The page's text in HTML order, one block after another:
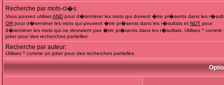
Recherche par mots-cl�s:
Vous pouvez utiliserAND pour d�terminer les mots qui doivent �tre pr�sents dans les
OR pour d�terminer les mots qui peuvent �tre pr�sents dans les r�sultats et NOT pour
d�terminer les mots qui ne devraient pas �tre pr�sents dans les r�sultats. Utilisez * comme
joker pour des recherches partielles
Recherche par auteur:
Utilisez * comme un joker pour des recherches partielles